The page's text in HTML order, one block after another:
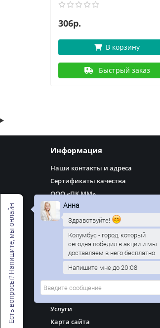
306р.
В корзину
Быстрый заказ
Информация
Наши контакты и адреса
Сертификаты качества
ООО «ПК ММ»
Доставка
Оплата
Политика Безопасности
Как оформить заказ
Условия соглашения
О покрытиях
Каталог RAL
Готовые работы наших клиентов
Услуги
Карта сайта
Есть вопросы? Напишите, мы онлайн Анна
Здравствуйте!
Колумбус - город, который
сегодня победил в акции и мы
доставляем в него бесплатно
Напишите мне до 20:08